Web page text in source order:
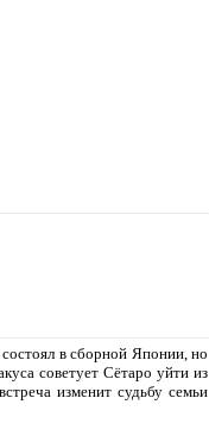
в сборной Японии, но
советует Сётаро уйти из
изменит судьбу семьи